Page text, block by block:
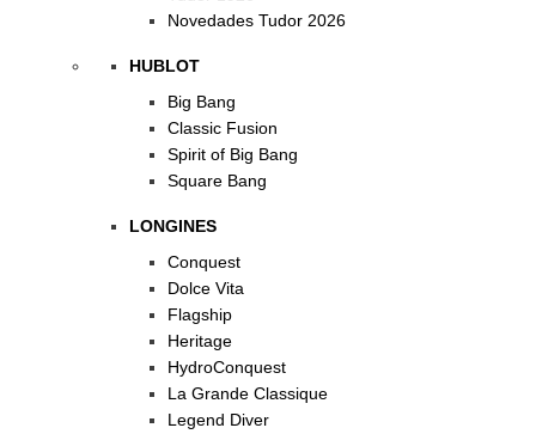
Novedades Tudor 2026
HUBLOT
Big Bang
Classic Fusion
Spirit of Big Bang
Square Bang
LONGINES
Conquest
Dolce Vita
Flagship
Heritage
HydroConquest
La Grande Classique
Legend Diver